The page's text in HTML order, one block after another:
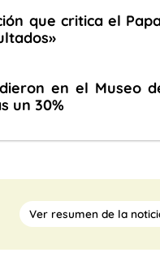
que critica el
en el Museo
un 30%
Ver resumen de la